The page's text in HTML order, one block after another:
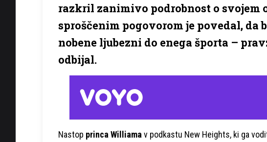
razkril zanimivo podrobnost o svojem
sproščenim pogovorom je povedal,
nobene ljubezni do enega športa –
odbijal.
Nastop princa Williama v podkastu New Heights, ki ga